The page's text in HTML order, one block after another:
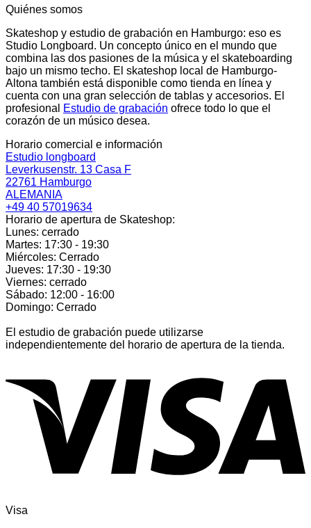
Quiénes somos
Skateshop y estudio de grabación en Hamburgo: eso es
Studio Longboard. Un concepto único en el mundo que
combina las dos pasiones de la música y el skateboarding
bajo un mismo techo. El skateshop local de Hamburgo-
Altona también está disponible como tienda en línea y
cuenta con una gran selección de tablas y accesorios. El
profesional
Estudio de grabación ofrece todo lo que el
corazón de un músico desea.
Horario comercial e información
Estudio longboard
Leverkusenstr. 13 Casa F
22761 Hamburgo
ALEMANIA
+49 40 57019634
Horario de apertura de Skateshop:
Lunes: cerrado
Martes: 17:30 - 19:30
Miércoles: Cerrado
Jueves: 17:30 - 19:30
Viernes: cerrado
Sábado: 12:00 - 16:00
Domingo: Cerrado
El estudio de grabación puede utilizarse
independientemente del horario de apertura de la tienda.
Visa